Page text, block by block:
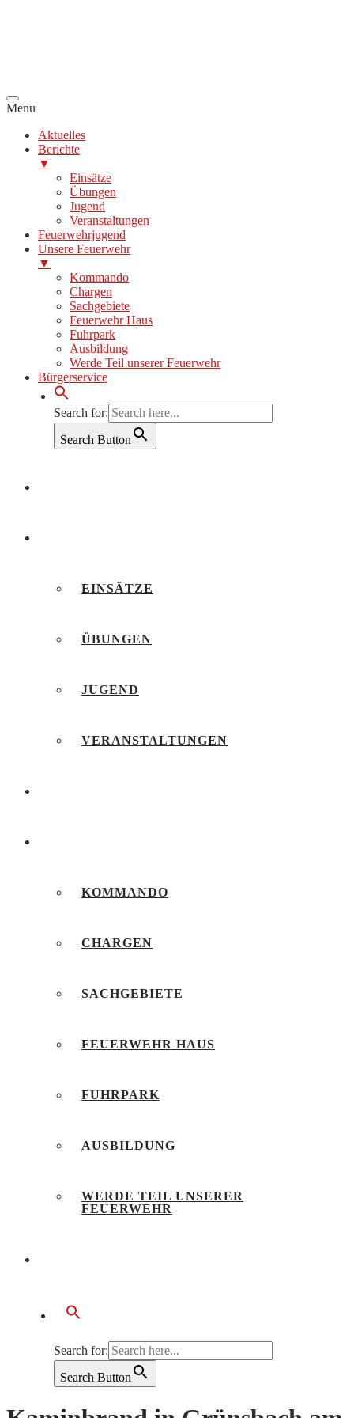
Menu
Aktuelles
Berichte
▼
Einsätze
Übungen
Jugend
Veranstaltungen
Feuerwehrjugend
Unsere Feuerwehr
▼
Kommando
Chargen
Sachgebiete
Feuerwehr Haus
Fuhrpark
Ausbildung
Werde Teil unserer Feuerwehr
Bürgerservice
Search for:
Search Button
EINSÄTZE
ÜBUNGEN
JUGEND
VERANSTALTUNGEN
KOMMANDO
CHARGEN
SACHGEBIETE
FEUERWEHR HAUS
FUHRPARK
AUSBILDUNG
WERDE TEIL UNSERER
FEUERWEHR
Search for:
Search Button